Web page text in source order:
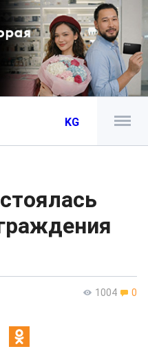
KG
1004 0